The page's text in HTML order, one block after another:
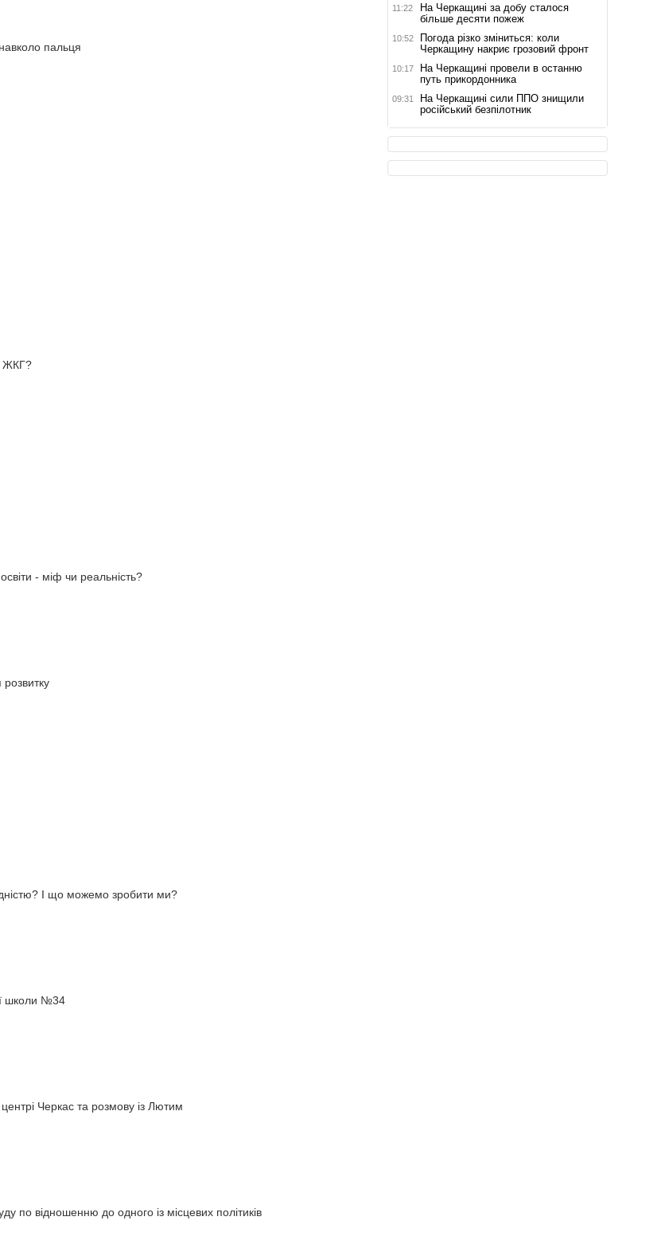
пальця
ЖКГ?
- міф чи реальність?
розвитку
І що можемо зробити ми?
школи №34
Черкас та розмову із Лютим
по відношенню до одного із місцевих політиків
11:22
На Черкащині за добу сталося
більше десяти пожеж
10:52
Погода різко зміниться: коли
Черкащину накриє грозовий фронт
10:17
На Черкащині провели в останню
путь прикордонника
09:31
На Черкащині сили ППО знищили
російський безпілотник